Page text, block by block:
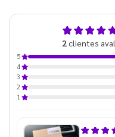
2clientes
5
4
3
2
1